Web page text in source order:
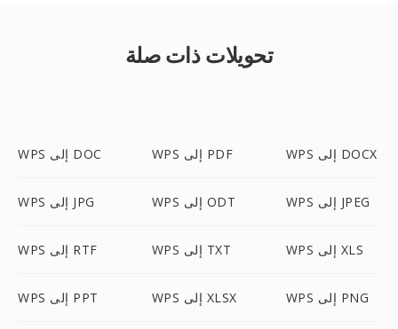
تحويلات ذات صلة
WPS إلى DOC WPS إلى PDF WPS إلى DOCX
WPS إلى JPG WPS إلى ODT WPS إلى JPEG
WPS إلى RTF WPS إلى TXT WPS إلى XLS
WPS إلى PPT WPS إلى XLSX WPS إلى PNG